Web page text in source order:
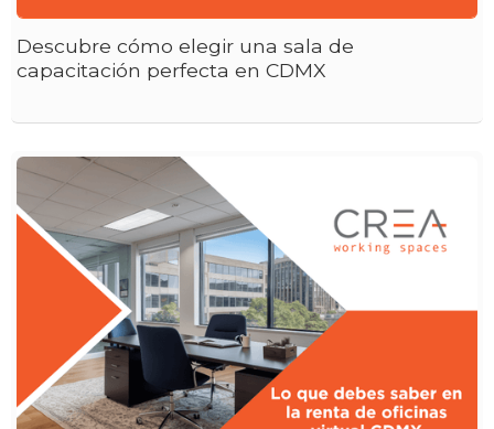
Descubre cómo elegir una sala de
capacitación perfecta en CDMX